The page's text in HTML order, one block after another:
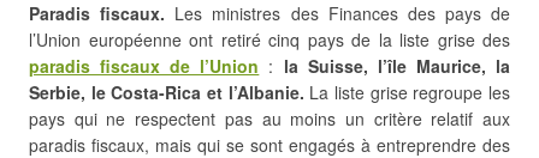
Paradis fiscaux. Les ministres des Finances des pays de
l’Union européenne ont retiré cinq pays de la liste grise des
paradis fiscaux de l’Union : la Suisse, l’île Maurice, la
Serbie, le Costa-Rica et l’Albanie. La liste grise regroupe les
pays qui ne respectent pas au moins un critère relatif aux
paradis fiscaux, mais qui se sont engagés à entreprendre des